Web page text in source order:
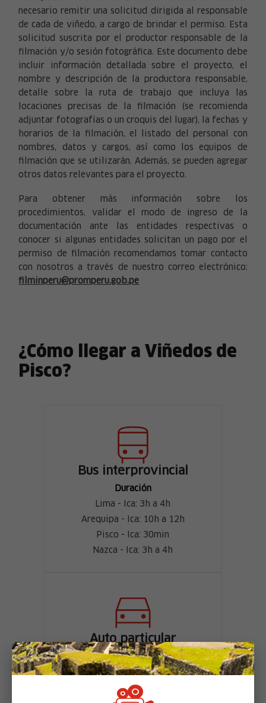
necesario remitir una solicitud dirigida al responsable
de cada de viñedo, a cargo de brindar el permiso. Esta
solicitud suscrita por el productor responsable de la
filmación y/o sesión fotográfica. Este documento debe
incluir información detallada sobre el proyecto, el
nombre y descripción de la productora responsable,
detalle sobre la ruta de trabajo que incluya las
locaciones precisas de la filmación (se recomienda
adjuntar fotografías o un croquis del lugar), la fechas y
horarios de la filmación, el listado del personal con
nombres, datos y cargos, así como los equipos de
filmación que se utilizarán. Además, se pueden agregar
otros datos relevantes para el proyecto.
Para obtener más información sobre los
procedimientos, validar el modo de ingreso de la
documentación ante las entidades respectivas o
conocer si algunas entidades solicitan un pago por el
permiso de filmación recomendamos tomar contacto
con nosotros a través de nuestro correo electrónico:
filminperu@promperu.gob.pe
¿Cómo llegar a Viñedos de
Pisco?
Bus interprovincial
Duración
Lima - Ica: 3h a 4h
Arequipa - Ica: 10h a 12h
Pisco - Ica: 30min
Nazca - Ica: 3h a 4h
Auto particular
Duración
Lima - Ica: 4h a 5h
Arequipa - Ica: 10h